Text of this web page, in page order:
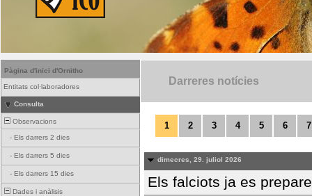
Pàgina d'inici d'Ornitho
Entitats col·laboradores
Consulta
Observacions
- Els darrers 2 dies
- Els darrers 5 dies
- Els darrers 15 dies
Dades i anàlisis
Darreres notícies
1 2 3 4 5 6 7
dimecres, 29. juliol 2026
Els falciots ja es